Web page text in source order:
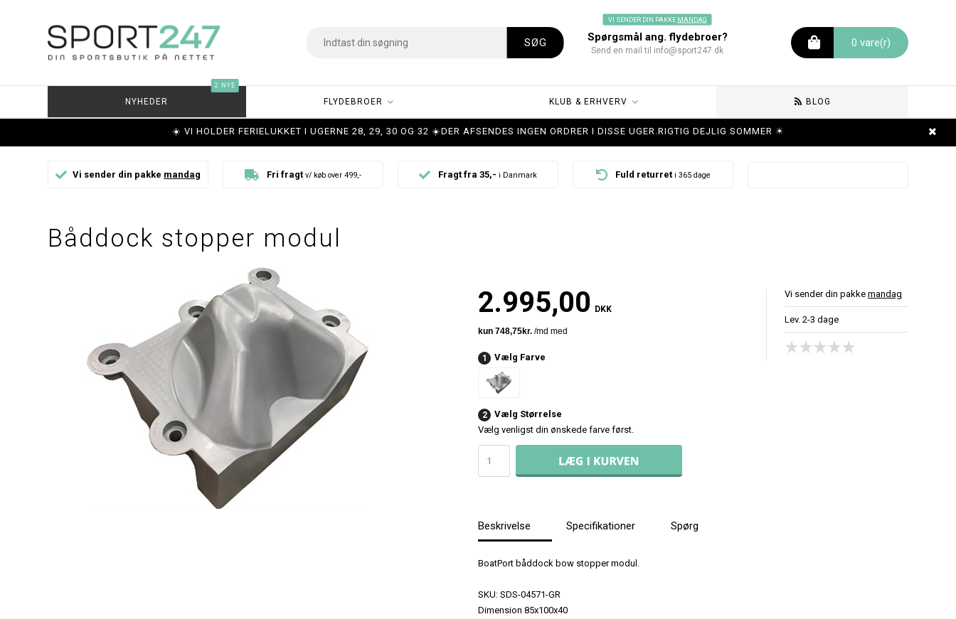
0 vare(r)
VI SENDER DIN PAKKE MANDAG
Spørgsmål ang. flydebroer?
Send en mail til info@sport247.dk
NYHEDER
2 NYE
FLYDEBROER KLUB & ERHVERV BLOG
☀️ VI HOLDER FERIELUKKET I UGERNE 28, 29, 30 OG 32 ☀️DER AFSENDES INGEN ORDRER I DISSE UGER.RIGTIG DEJLIG SOMMER ☀
Vi sender din pakke mandag Fri fragt v/ køb over 499,- Fragt fra 35,- i Danmark Fuld returret i 365 dage
Båddock stopper modul
Vi sender din pakke mandag
Lev. 2-3 dage
2.995,00 DKK
1 Vælg Farve
2
Vælg Størrelse
Vælg venligst din ønskede farve først.
Beskrivelse Specifikationer Spørg
BoatPort båddock bow stopper modul.
SKU: SDS-04571-GR
Dimension 85x100x40